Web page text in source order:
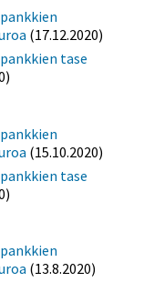
(17.12.2020)
tase
(15.10.2020)
tase
(13.8.2020)